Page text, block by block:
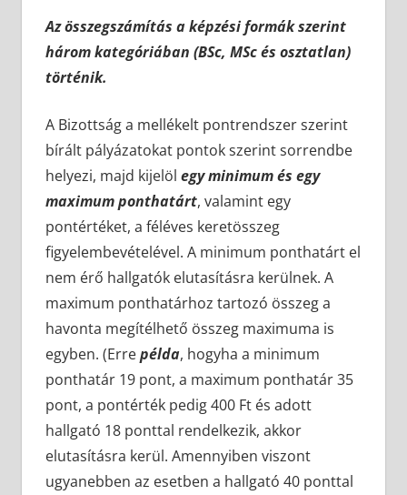
Az összegszámítás a képzési formák szerint
három kategóriában (BSc, MSc és osztatlan)
történik.
A Bizottság a mellékelt pontrendszer szerint
bírált pályázatokat pontok szerint sorrendbe
helyezi, majd kijelöl egy minimum és egy
maximum ponthatárt, valamint egy
pontértéket, a féléves keretösszeg
figyelembevételével. A minimum ponthatárt el
nem érő hallgatók elutasításra kerülnek. A
maximum ponthatárhoz tartozó összeg a
havonta megítélhető összeg maximuma is
egyben. (Errepélda, hogyha a minimum
ponthatár 19 pont, a maximum ponthatár 35
pont, a pontérték pedig 400 Ft és adott
hallgató 18 ponttal rendelkezik, akkor
elutasításra kerül. Amennyiben viszont
ugyanebben az esetben a hallgató 40 ponttal